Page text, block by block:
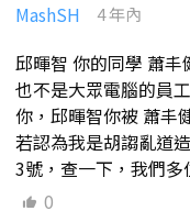
MashSH 4 年內
邱暉智 你的同學 蕭
也不是大眾電腦的員
你，邱暉智你被 蕭丰
若認為我是胡謅亂道
3號，查一下，我們
0